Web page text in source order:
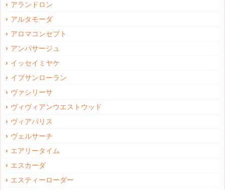
アランドロン
アルタモーダ
アロマコンセプト
アンパサージュ
イッセイミヤケ
イブサンローラン
ヴァシリーサ
ヴィヴィアンウエストウッド
ヴィアパリス
ヴェルサーチ
エアリータイム
エスカーダ
エスティーローダー